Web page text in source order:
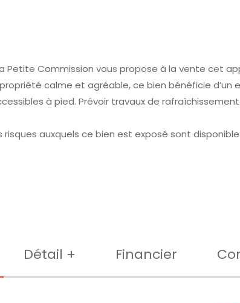
Petite Commission vous propose à la vente cet
calme et agréable, ce bien bénéficie
à pied. Prévoir travaux de
risques auxquels ce bien est exposé sont
Détail + Financier